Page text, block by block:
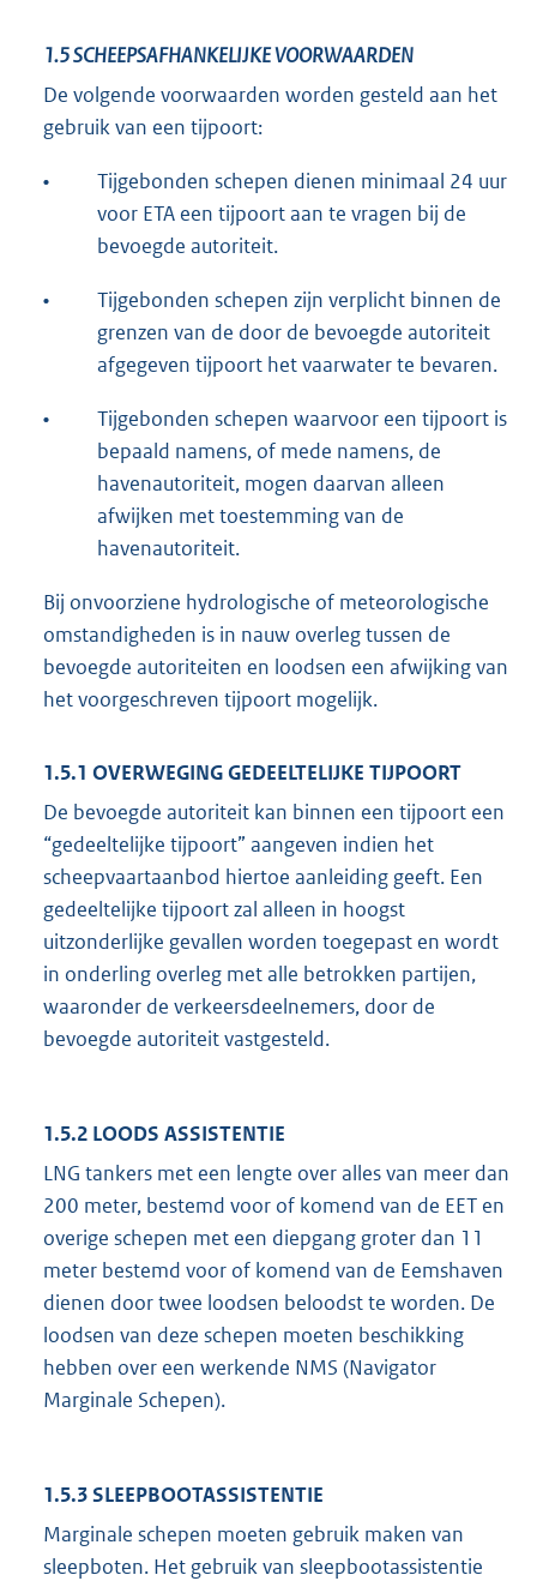
1.5SCHEEPSAFHANKELIJKE VOORWAARDEN
De volgende voorwaarden worden gesteld aan het
gebruik van een tijpoort:
•
Tijgebonden schepen dienen minimaal 24 uur
voor ETA een tijpoort aan te vragen bij de
bevoegde autoriteit.
•
Tijgebonden schepen zijn verplicht binnen de
grenzen van de door de bevoegde autoriteit
afgegeven tijpoort het vaarwater te bevaren.
•
Tijgebonden schepen waarvoor een tijpoort is
bepaald namens, of mede namens, de
havenautoriteit, mogen daarvan alleen
afwijken met toestemming van de
havenautoriteit.
Bij onvoorziene hydrologische of meteorologische
omstandigheden is in nauw overleg tussen de
bevoegde autoriteiten en loodsen een afwijking van
het voorgeschreven tijpoort mogelijk.
1.5.1 OVERWEGING GEDEELTELIJKE TIJPOORT
De bevoegde autoriteit kan binnen een tijpoort een
“gedeeltelijke tijpoort” aangeven indien het
scheepvaartaanbod hiertoe aanleiding geeft. Een
gedeeltelijke tijpoort zal alleen in hoogst
uitzonderlijke gevallen worden toegepast en wordt
in onderling overleg met alle betrokken partijen,
waaronder de verkeersdeelnemers, door de
bevoegde autoriteit vastgesteld.
1.5.2 LOODS ASSISTENTIE
LNG tankers met een lengte over alles van meer dan
200 meter, bestemd voor of komend van de EET en
overige schepen met een diepgang groter dan 11
meter bestemd voor of komend van de Eemshaven
dienen door twee loodsen beloodst te worden. De
loodsen van deze schepen moeten beschikking
hebben over een werkende NMS (Navigator
Marginale Schepen).
1.5.3 SLEEPBOOTASSISTENTIE
Marginale schepen moeten gebruik maken van
sleepboten. Het gebruik van sleepbootassistentie